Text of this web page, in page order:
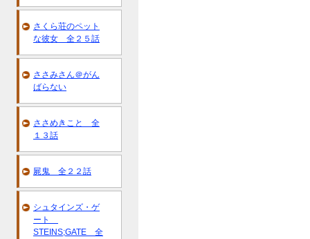
さくら荘のペット
な彼女 全２５話
ささみさん＠がん
ばらない
ささめきこと 全
１３話
屍鬼 全２２話
シュタインズ・ゲ
ート
STEINS;GATE 全